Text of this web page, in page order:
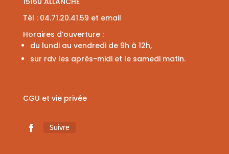
Tél : 04.71.20.41.59 et email
Horaires d’ouverture :
du lundi au vendredi de 9h à 12h,
sur rdv les après-midi et le samedi matin.
CGU et vie privée
Suivre